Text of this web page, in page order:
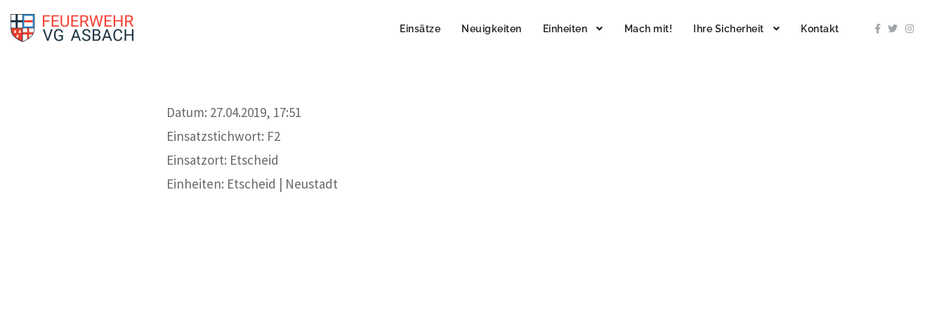
Einsätze Neuigkeiten Einheiten Mach mit! Ihre Sicherheit Kontakt
Datum: 27.04.2019, 17:51
Einsatzstichwort: F2
Einsatzort: Etscheid
Einheiten: Etscheid | Neustadt